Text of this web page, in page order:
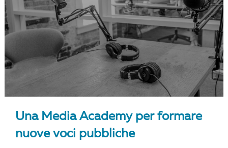
Una Media Academy per formare
nuove voci pubbliche